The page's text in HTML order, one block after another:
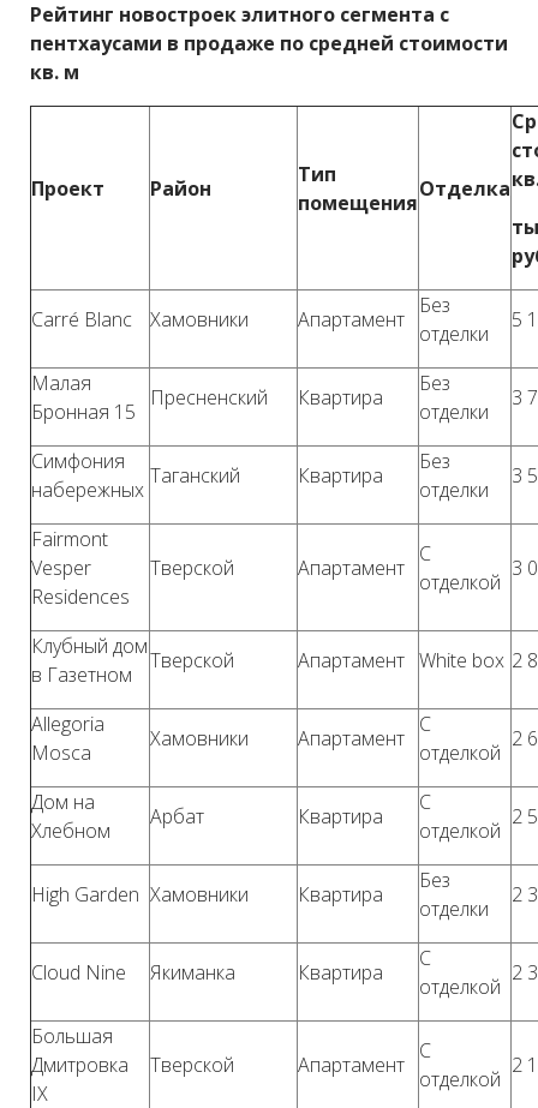
Рейтинг новостроек элитного сегмента с
пентхаусами в продаже по средней стоимости
кв. м
Проект Район
Тип
помещения
Отделка
Carré Blanc Хамовники Апартамент
Без
отделки
5
Малая
Бронная 15
Пресненский Квартира
Без
отделки
3
Симфония
набережных
Таганский Квартира
Без
отделки
3
Fairmont
Vesper
Residences
Тверской Апартамент
С
отделкой
3
Клубный дом
в Газетном
Тверской Апартамент White box 2
Allegoria
Mosca
Хамовники Апартамент
С
отделкой
2
Дом на
Хлебном
Арбат Квартира
С
отделкой
2
High Garden Хамовники Квартира
Без
отделки
2
Cloud Nine Якиманка Квартира
С
отделкой
2
Большая
Дмитровка
IX
Тверской Апартамент
С
отделкой
2